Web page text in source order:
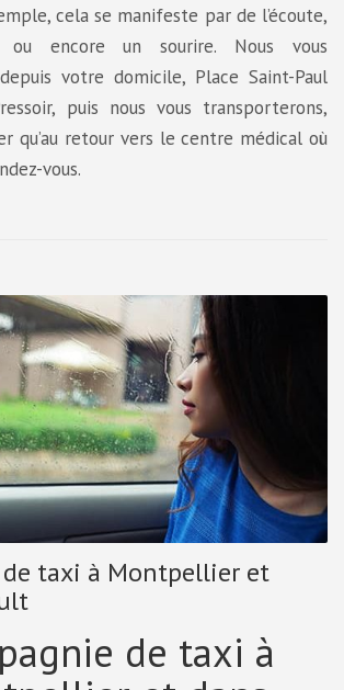
cela se manifeste par de l’écoute,
ou encore un sourire. Nous vous
votre domicile, Place Saint-Paul
puis nous vous transporterons,
qu’au retour vers le centre médical où
vous.
de taxi à Montpellier et
de taxi à